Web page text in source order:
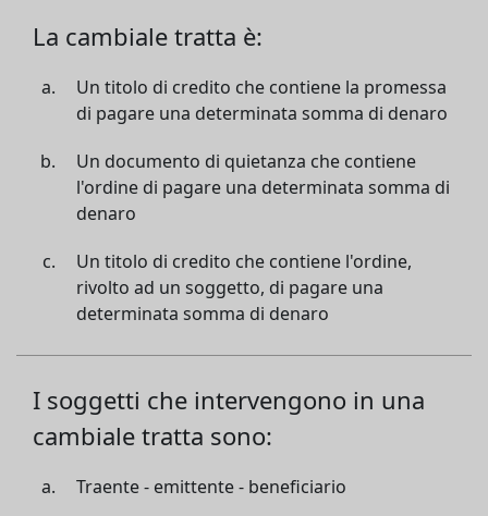
La cambiale tratta è:
Un titolo di credito che contiene la promessa
di pagare una determinata somma di denaro
Un documento di quietanza che contiene
l'ordine di pagare una determinata somma di
denaro
Un titolo di credito che contiene l'ordine,
rivolto ad un soggetto, di pagare una
determinata somma di denaro
I soggetti che intervengono in una
cambiale tratta sono:
Traente - emittente - beneficiario